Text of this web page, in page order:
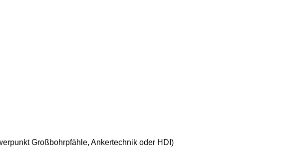
Großbohrpfähle, Ankertechnik oder HDI )